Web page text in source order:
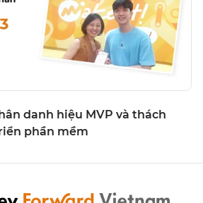
danh hiệu MVP và thách
phần mềm